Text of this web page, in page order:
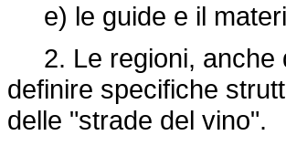
e) le guide e il
2. Le regioni, anche
definire specifiche
delle "strade del vino".